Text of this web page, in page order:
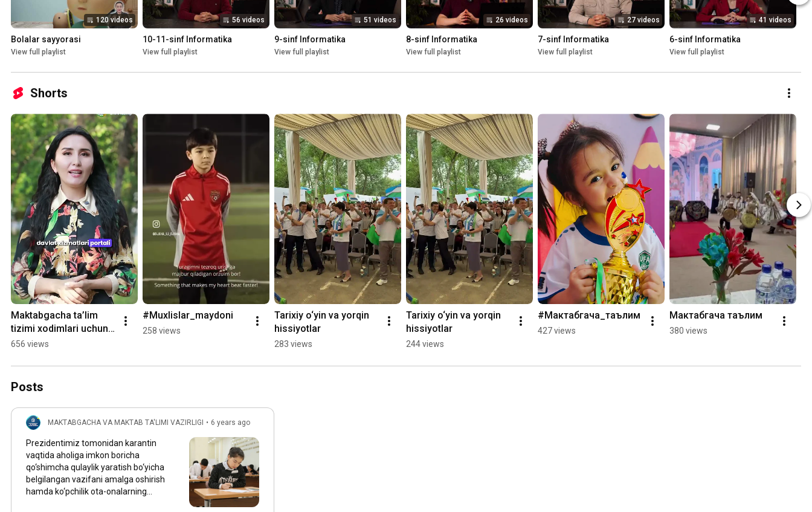
120 videos
Bolalar sayyorasi
View full playlist
56 videos
10-11-sinf Informatika
View full playlist
51 videos
9-sinf Informatika
View full playlist
26 videos
8-sinf Informatika
View full playlist
27 videos
7-sinf Informatika
View full playlist
41 videos
6-sinf Informatika
View full playlist
Shorts
Maktabgacha ta’lim
tizimi xodimlari uchun
yangi imkoniyat!
656 views
#Muxlislar_maydoni
258 views
Tarixiy o‘yin va yorqin
hissiyotlar
283 views
Tarixiy o‘yin va yorqin
hissiyotlar
244 views
#Mактабгача_таълим
427 views
Мактабгача таълим
380 views
Posts
MAKTABGACHA VA MAKTAB TA'LIMI VAZIRLIGI • 6 years ago
Prezidentimiz tomonidan karantin
vaqtida aholiga imkon boricha
qo‘shimcha qulaylik yaratish bo‘yicha
belgilangan vazifani amalga oshirish
hamda ko‘pchilik ota-onalarning